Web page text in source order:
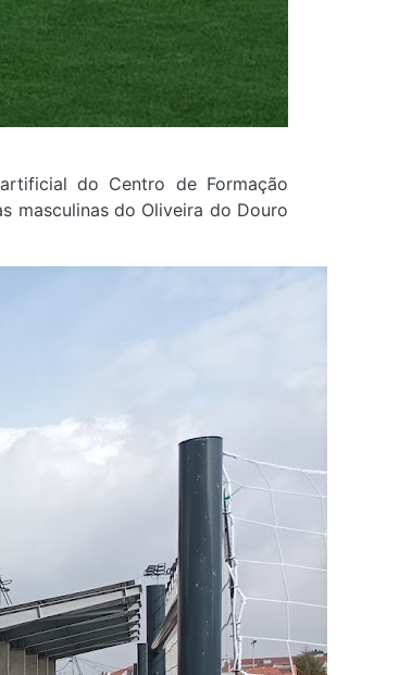
do Centro de Formação
masculinas do Oliveira do Douro